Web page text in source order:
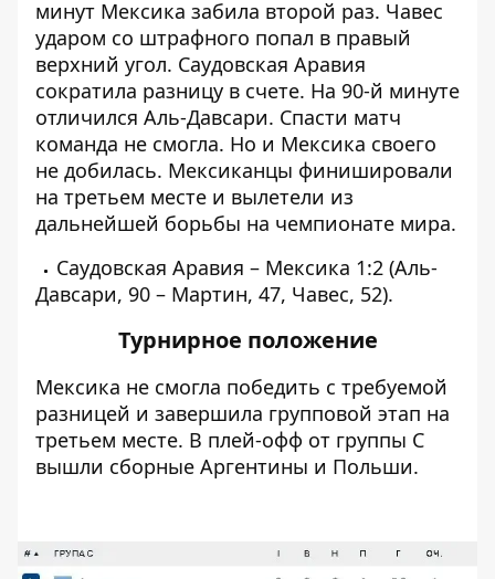
минут Мексика забила второй раз. Чавес
ударом со штрафного попал в правый
верхний угол. Саудовская Аравия
сократила разницу в счете. На 90-й минуте
отличился Аль-Давсари. Спасти матч
команда не смогла. Но и Мексика своего
не добилась. Мексиканцы финишировали
на третьем месте и вылетели из
дальнейшей борьбы на чемпионате мира.
Саудовская Аравия – Мексика 1:2 (Аль-
Давсари, 90 – Мартин, 47, Чавес, 52).
Турнирное положение
Мексика не смогла победить с требуемой
разницей и завершила групповой этап на
третьем месте. В плей-офф от группы С
вышли сборные Аргентины и Польши.